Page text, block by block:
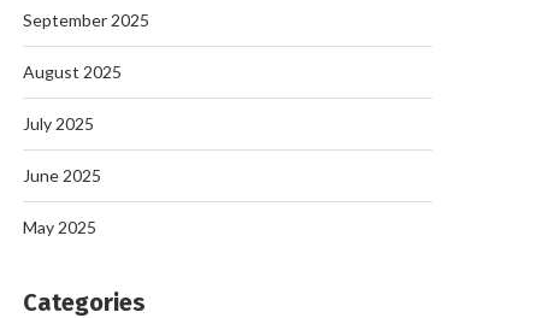
September 2025
August 2025
July 2025
June 2025
May 2025
Categories